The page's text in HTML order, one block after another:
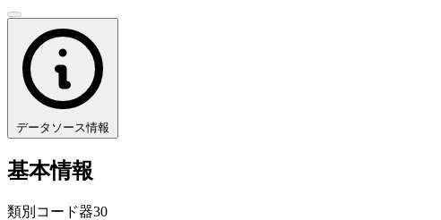
データソース情報
基本情報
類別コード器30